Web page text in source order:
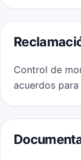
Control de
acuerdos